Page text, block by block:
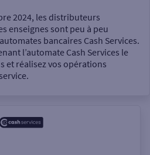
de moi
2024, les distributeurs
enseignes sont peu à peu
bancaires Cash Services.
l’automate Cash Services le
et réalisez vos opérations